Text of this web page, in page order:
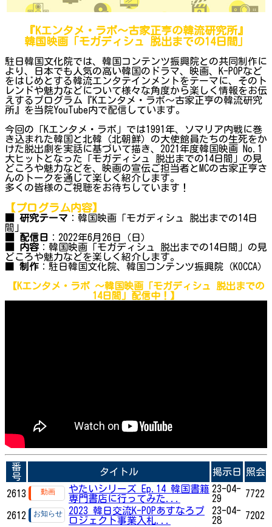
『Kエンタメ・ラボ～古家正亨の韓流研究所』
韓国映画「モガディシュ 脱出までの14日間」
駐日韓国文化院では、韓国コンテンツ振興院との共同制作に
より、日本でも人気の高い韓国のドラマ、映画、K-POPなど
をはじめとする韓流エンタテインメントをテーマに、そのト
レンドや魅力などについて様々な角度から楽しく情報をお伝
えするプログラム『Kエンタメ・ラボ～古家正亨の韓流研究
所』を当院YouTube内で配信しています。
今回の「Kエンタメ・ラボ」では1991年、ソマリア内戦に巻
き込まれた韓国と北韓（北朝鮮）の大使館員たちの生死をか
けた脱出劇を実話に基づいて描き、2021年度韓国映画 No.1
大ヒットとなった「モガディシュ 脱出までの14日間」の見
どころや魅力などを、映画の宣伝ご担当者とMCの古家正亨さ
んのトークを通じて楽しく紹介します。
多くの皆様のご視聴をお待ちしています！
【プログラム内容】
■ 研究テーマ ：韓国映画「モガディシュ 脱出までの14日
間」
■ 配信日
：2022年6月26日（日）
■ 内容 ：韓国映画「モガディシュ 脱出までの14日間」の見
どころや魅力などを楽しく紹介します。
制作 ：駐日韓国文化院、韓国コンテンツ振興院（KOCCA）
【Kエンタメ・ラボ ～韓国映画「モガディシュ 脱出までの
14日間」 配信中！】
番
号
タイトル 掲示日 照会
2613
やたいシリーズ Ep.14 韓国書籍
専門書店に行ってみた...
23-04-
29
7722
2612
2023 韓日交流K-POPあすなろプ
ロジェクト事業入札...
23-04-
28
7202